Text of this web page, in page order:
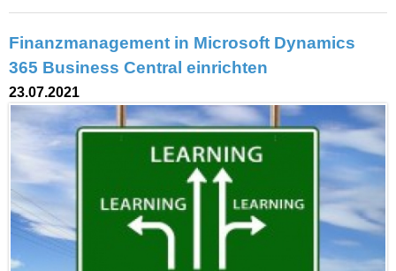
Finanzmanagement in Microsoft Dynamics
365 Business Central einrichten
23.07.2021